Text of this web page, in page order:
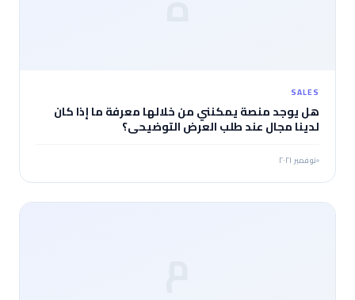
SALES
هل يوجد منصة يمكنني من خلالها معرفة ما إذا كان
لدينا مجال عند طلب العرض التوضيحي؟
نوفمبر ٢٠٢١